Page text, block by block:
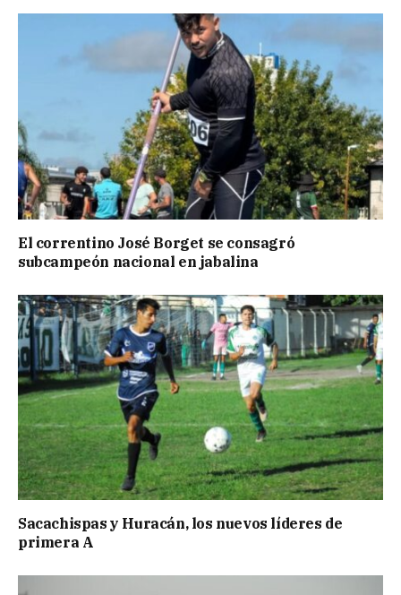
El correntino José Borget se consagró
subcampeón nacional en jabalina
Sacachispas y Huracán, los nuevos líderes de
primera A